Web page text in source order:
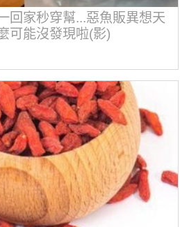
回家秒穿幫...惡魚販異想天
可能沒發現啦(影)